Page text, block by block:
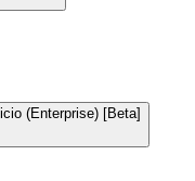
(Enterprise) [Beta]